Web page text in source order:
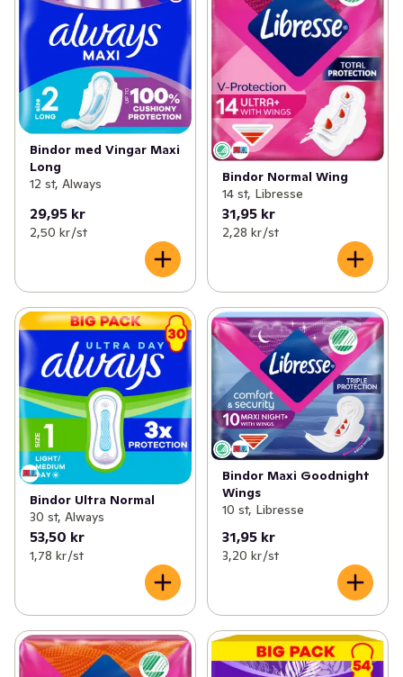
Bindor med Vingar Maxi
Long
12 st, Always
29,95 kr
2,50 kr /st
Bindor Normal Wing
14 st, Libresse
31,95 kr
2,28 kr /st
Bindor Ultra Normal
30 st, Always
53,50 kr
1,78 kr /st
Bindor Maxi Goodnight
Wings
10 st, Libresse
31,95 kr
3,20 kr /st